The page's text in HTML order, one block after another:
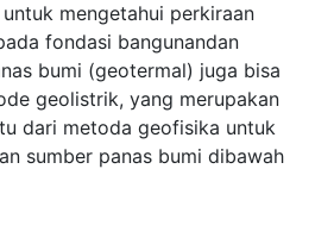
mengetahui perkiraan
fondasi bangunandan
bumi (geotermal) juga bisa
geolistrik, yang merupakan
dari metoda geofisika untuk
sumber panas bumi dibawah